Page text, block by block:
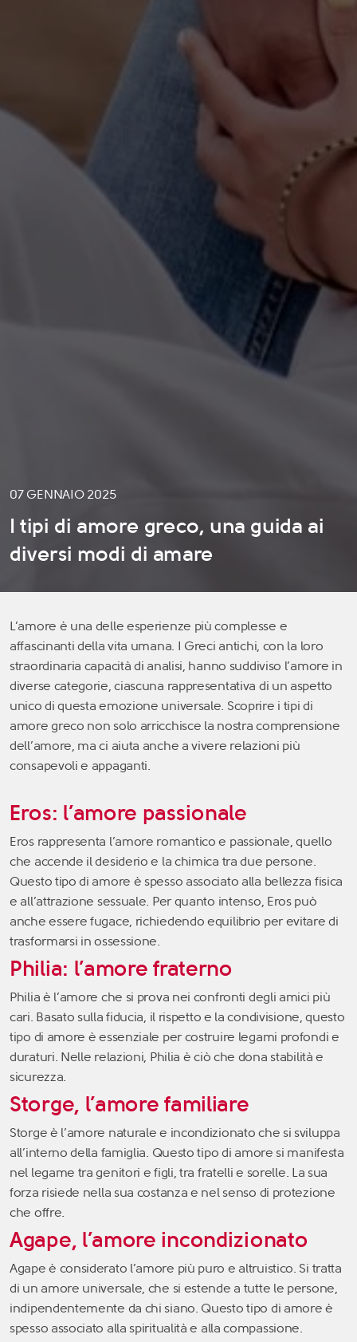
07 GENNAIO 2025
I tipi di amore greco, una guida ai
diversi modi di amare
L’amore è una delle esperienze più complesse e
affascinanti della vita umana. I Greci antichi, con la loro
straordinaria capacità di analisi, hanno suddiviso l’amore in
diverse categorie, ciascuna rappresentativa di un aspetto
unico di questa emozione universale. Scoprire i tipi di
amore greco non solo arricchisce la nostra comprensione
dell’amore, ma ci aiuta anche a vivere relazioni più
consapevoli e appaganti.
Eros: l’amore passionale
Eros rappresenta l’amore romantico e passionale, quello
che accende il desiderio e la chimica tra due persone.
Questo tipo di amore è spesso associato alla bellezza fisica
e all’attrazione sessuale. Per quanto intenso, Eros può
anche essere fugace, richiedendo equilibrio per evitare di
trasformarsi in ossessione.
Philia: l’amore fraterno
Philia è l’amore che si prova nei confronti degli amici più
cari. Basato sulla fiducia, il rispetto e la condivisione, questo
tipo di amore è essenziale per costruire legami profondi e
duraturi. Nelle relazioni, Philia è ciò che dona stabilità e
sicurezza.
Storge, l’amore familiare
Storge è l’amore naturale e incondizionato che si sviluppa
all’interno della famiglia. Questo tipo di amore si manifesta
nel legame tra genitori e figli, tra fratelli e sorelle. La sua
forza risiede nella sua costanza e nel senso di protezione
che offre.
Agape, l’amore incondizionato
Agape è considerato l’amore più puro e altruistico. Si tratta
di un amore universale, che si estende a tutte le persone,
indipendentemente da chi siano. Questo tipo di amore è
spesso associato alla spiritualità e alla compassione.